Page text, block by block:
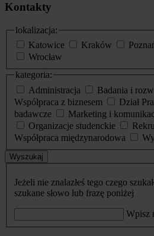
Kontakty
lokalizacja:
Katowice
Kraków
Wrocław
kategoria:
Administracja
Badania i
Współpraca z biznesem
Dział
badawcze
Marketing i
Organizacje studenckie
Współpraca międzynarodowa
Wyszukaj
Jeżeli nie znalazłeś tego czego
szukane słowo lub frazę poniżej
Wpisz